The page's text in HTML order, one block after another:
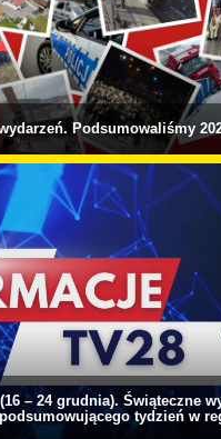
Podsumowaliśmy
– 24 grudnia). Świąteczne
tydzień w